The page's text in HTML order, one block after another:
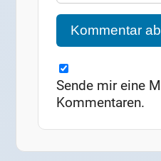
Sende mir eine
Kommentaren.